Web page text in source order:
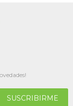
SUSCRIBIRME